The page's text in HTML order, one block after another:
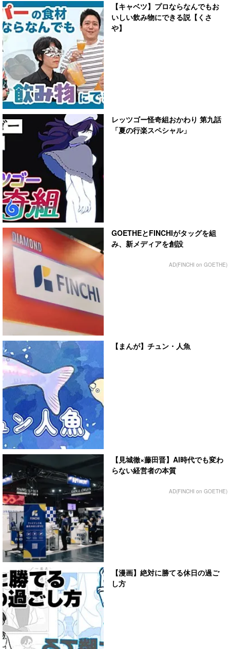
【キャベツ】プロならなんでもお
いしい飲み物にできる説【くさ
や】
レッツゴー怪奇組おかわり 第九話
「夏の行楽スペシャル」
GOETHEとFINCHIがタッグを組
み、新メディアを創設
AD(FINCHI on GOETHE)
【まんが】チュン・人魚
【見城徹×藤田晋】AI時代でも変わ
らない経営者の本質
AD(FINCHI on GOETHE)
【漫画】絶対に勝てる休日の過ご
し方